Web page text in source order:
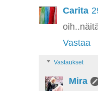
Carita
Vastaa
Vastaukset
Mira